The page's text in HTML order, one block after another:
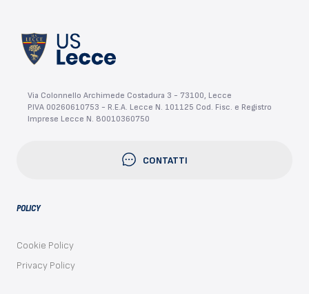
Via Colonnello Archimede Costadura 3 - 73100, Lecce
P.IVA 00260610753 - R.E.A. Lecce N. 101125 Cod. Fisc. e Registro
Imprese Lecce N. 80010360750
CONTATTI
POLICY
Cookie Policy
Privacy Policy